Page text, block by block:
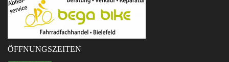
ÖFFNUNGSZEITEN